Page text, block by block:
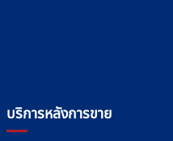
บริการหลังการขาย